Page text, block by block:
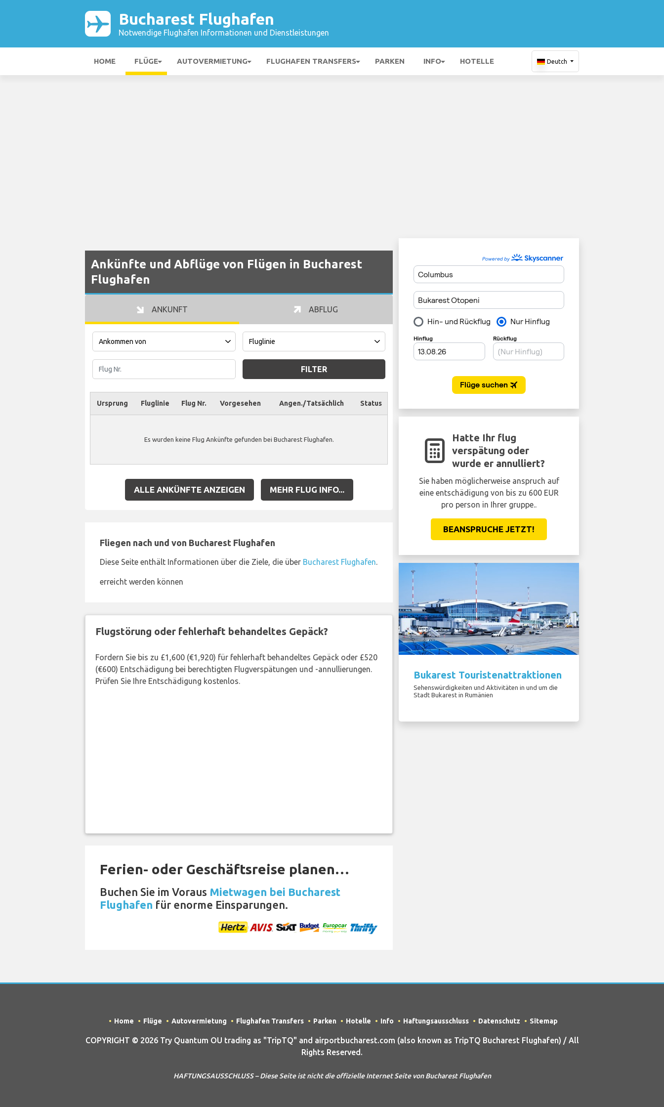
Bucharest Flughafen
Notwendige Flughafen Informationen und Dienstleistungen
HOME FLÜGE AUTOVERMIETUNG FLUGHAFEN TRANSFERS PARKEN INFO HOTELLE Deutch
Ankünfte und Abflüge von Flügen in Bucharest
Flughafen
ANKUNFT ABFLUG
FILTER
Ursprung Fluglinie Flug Nr. Vorgesehen Angen./Tatsächlich Status
Es wurden keine Flug Ankünfte gefunden bei Bucharest Flughafen.
ALLE ANKÜNFTE ANZEIGEN MEHR FLUG INFO...
Fliegen nach und von Bucharest Flughafen
Diese Seite enthält Informationen über die Ziele, die über Bucharest Flughafen.
erreicht werden können
Flugstörung oder fehlerhaft behandeltes Gepäck?
Fordern Sie bis zu £1,600 (€1,920) für fehlerhaft behandeltes Gepäck oder £520
(€600) Entschädigung bei berechtigten Flugverspätungen und -annullierungen.
Prüfen Sie Ihre Entschädigung kostenlos.
Ferien- oder Geschäftsreise planen…
Buchen Sie im Voraus Mietwagen bei Bucharest
Flughafen für enorme Einsparungen.
Hatte Ihr flug
verspätung oder
wurde er annulliert?
Sie haben möglicherweise anspruch auf
eine entschädigung von bis zu 600 EUR
pro person in Ihrer gruppe..
BEANSPRUCHE JETZT!
Bukarest Touristenattraktionen
Sehenswürdigkeiten und Aktivitäten in und um die
Stadt Bukarest in Rumänien
Home Flüge Autovermietung Flughafen Transfers Parken Hotelle Info Haftungsausschluss Datenschutz Sitemap
COPYRIGHT © 2026 Try Quantum OU trading as "TripTQ" and airportbucharest.com (also known as TripTQ Bucharest Flughafen) / All
Rights Reserved.
HAFTUNGSAUSSCHLUSS – Diese Seite ist nicht die offizielle Internet Seite von Bucharest Flughafen